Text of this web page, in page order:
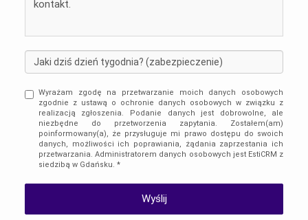
Wyrażam zgodę na przetwarzanie moich danych osobowych
zgodnie z ustawą o ochronie danych osobowych w związku z
realizacją zgłoszenia. Podanie danych jest dobrowolne, ale
niezbędne do przetworzenia zapytania. Zostałem(am)
poinformowany(a), że przysługuje mi prawo dostępu do swoich
danych, możliwości ich poprawiania, żądania zaprzestania ich
przetwarzania. Administratorem danych osobowych jest EstiCRM z
siedzibą w Gdańsku. *